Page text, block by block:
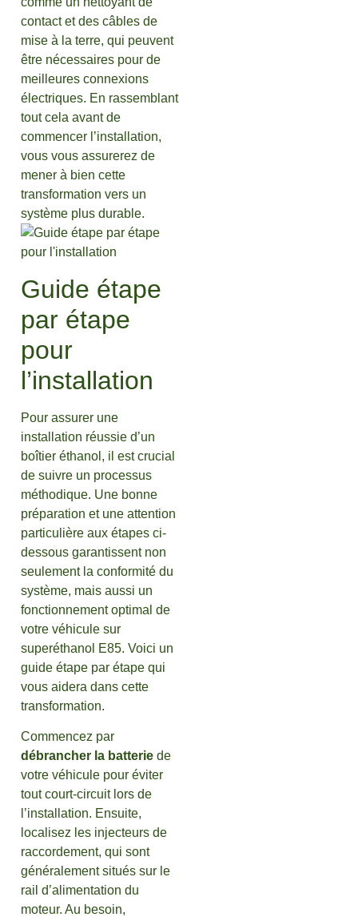
contact et des câbles de
mise à la terre, qui peuvent
être nécessaires pour de
meilleures connexions
électriques. En rassemblant
tout cela avant de
commencer l’installation,
vous vous assurerez de
mener à bien cette
transformation vers un
système plus durable.
Guide étape
par étape
pour
l’installation
Pour assurer une
installation réussie d’un
boîtier éthanol, il est crucial
de suivre un processus
méthodique. Une bonne
préparation et une attention
particulière aux étapes ci-
dessous garantissent non
seulement la conformité du
système, mais aussi un
fonctionnement optimal de
votre véhicule sur
superéthanol E85. Voici un
guide étape par étape qui
vous aidera dans cette
transformation.
Commencez par
débrancher la batterie de
votre véhicule pour éviter
tout court-circuit lors de
l’installation. Ensuite,
localisez les injecteurs de
raccordement, qui sont
généralement situés sur le
rail d’alimentation du
moteur. Au besoin,